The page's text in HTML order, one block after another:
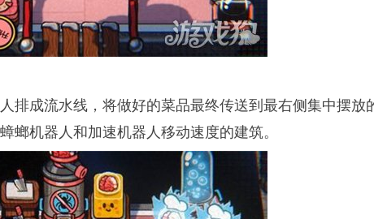
排成流水线，将做好的菜品最终传送到最右侧集中摆放
机器人和加速机器人移动速度的建筑。